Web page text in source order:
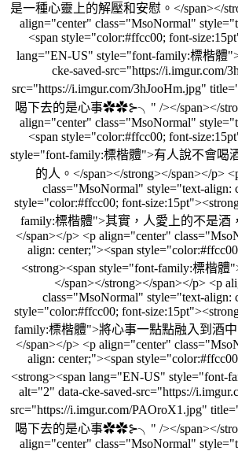
是一種心靈上的解壓和安慰。</span></
align="center" class="MsoNormal"
<span style="color:#ffcc00; font-
lang="EN-US" style="font-family:標楷體
cke-saved-src="https://i.imgur.com/
src="https://i.imgur.com/3hJooHm.jpg"
喝下去的是心事✿✿⊱╮" /></span></
align="center" class="MsoNormal"
<span style="color:#ffcc00; font-
style="font-family:標楷體">有人說不會喝
的人。</span></strong></span></p>
class="MsoNormal" style="text-align:
style="color:#ffcc00; font-
family:標楷體">其實，人愛上的不是酒
</span></p> <p align="center"
align: center;"><span
<strong><span style="font-family:標楷體
</span></strong></span></p> <p
class="MsoNormal" style="text-align:
style="color:#ffcc00; font-
family:標楷體">將心事一點點融入到酒中
</span></p> <p align="center"
align: center;"><span
<strong><span lang="EN-US" style="font-
alt="2" data-cke-saved-src="https://
src="https://i.imgur.com/PAOroX1.jpg"
喝下去的是心事✿✿⊱╮" /></span></
align="center" class="MsoNormal"